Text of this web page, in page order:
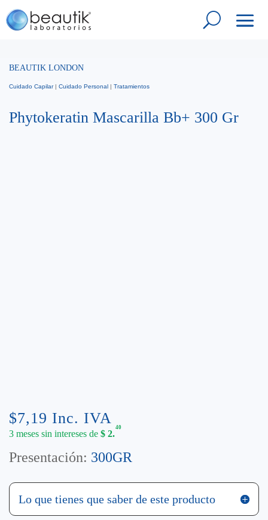
BEAUTIK LONDON
Cuidado Capilar| Cuidado Personal | Tratamientos
Phytokeratin Mascarilla Bb+ 300 Gr
$7,19 Inc. IVA
3 meses sin intereses de $ 2.
40
Presentación: 300GR
Lo que tienes que saber de este producto